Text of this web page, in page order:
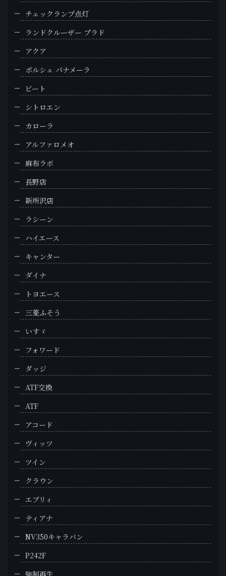
チェックランプ点灯
ランドクルーザー プラド
アクア
ポルシェ パナメーラ
ビート
シトロエン
カローラ
アルファロメオ
麻布ラボ
長野店
新所沢店
ラシーン
ハイエース
キャンター
ダイナ
トヨエース
三菱ふそう
いすゞ
フォワード
ダッジ
ATF交換
ATF
アコード
ヴィッツ
ツイン
クラウン
エブリィ
ティアナ
NV350キャラバン
P242F